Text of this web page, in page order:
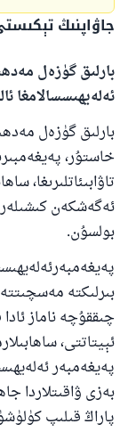
جاۋاپنىڭ
بارلىق گۈزەل
ئەلەيھىسسالامغا
بارلىق گۈزەل
خاستۇر،
تاۋابىئاتلىرىغا،
ئەگەشكەن
بولسۇن.
بىرلىكتە
چىققۇچە ناماز
ئېيتاتتى،
پەيغەمبەر
بەزى ۋاقىتلاردا
پاراڭ قىلىپ